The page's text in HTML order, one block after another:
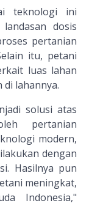
teknologi ini
dosis
pertanian
itu, petani
luas lahan
di lahannya.
solusi atas
pertanian
modern,
dengan
Hasilnya pun
meningkat,
Indonesia,"